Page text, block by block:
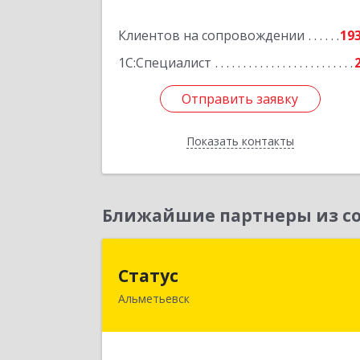
Клиентов на сопровождении
1С:Специалист
Отправить заявку
Показать контакты
Отправить заявку
Назад
Ближайшие партнеры из
Статус
Альметьевск
423450, Татарстан Респ, Альметьевск